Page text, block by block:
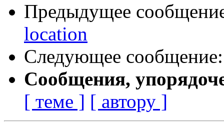
Предыдущее
location
Следующее
Сообщения,
[ теме ] [ автору ]